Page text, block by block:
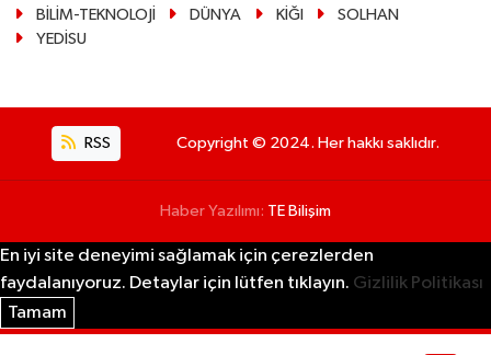
BİLİM-TEKNOLOJİ
DÜNYA KİĞI
SOLHAN
YEDİSU
RSS Copyright © 2024. Her hakkı saklıdır.
Haber Yazılımı: TE Bilişim
En iyi site deneyimi sağlamak için çerezlerden
faydalanıyoruz. Detaylar için lütfen tıklayın. Gizlilik Politikası
Tamam